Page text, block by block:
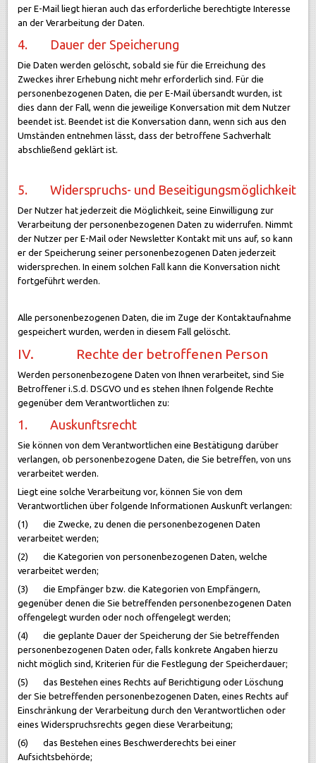
per E-Mail liegt hieran auch das erforderliche berechtigte Interesse
an der Verarbeitung der Daten.
4. Dauer der Speicherung
Die Daten werden gelöscht, sobald sie für die Erreichung des
Zweckes ihrer Erhebung nicht mehr erforderlich sind. Für die
personenbezogenen Daten, die per E-Mail übersandt wurden, ist
dies dann der Fall, wenn die jeweilige Konversation mit dem Nutzer
beendet ist. Beendet ist die Konversation dann, wenn sich aus den
Umständen entnehmen lässt, dass der betroffene Sachverhalt
abschließend geklärt ist.
5. Widerspruchs- und Beseitigungsmöglichkeit
Der Nutzer hat jederzeit die Möglichkeit, seine Einwilligung zur
Verarbeitung der personenbezogenen Daten zu widerrufen. Nimmt
der Nutzer per E-Mail oder Newsletter Kontakt mit uns auf, so kann
er der Speicherung seiner personenbezogenen Daten jederzeit
widersprechen. In einem solchen Fall kann die Konversation nicht
fortgeführt werden.
Alle personenbezogenen Daten, die im Zuge der Kontaktaufnahme
gespeichert wurden, werden in diesem Fall gelöscht.
IV. Rechte der betroffenen Person
Werden personenbezogene Daten von Ihnen verarbeitet, sind Sie
Betroffener i.S.d. DSGVO und es stehen Ihnen folgende Rechte
gegenüber dem Verantwortlichen zu:
1. Auskunftsrecht
Sie können von dem Verantwortlichen eine Bestätigung darüber
verlangen, ob personenbezogene Daten, die Sie betreffen, von uns
verarbeitet werden.
Liegt eine solche Verarbeitung vor, können Sie von dem
Verantwortlichen über folgende Informationen Auskunft verlangen:
(1) die Zwecke, zu denen die personenbezogenen Daten
verarbeitet werden;
(2) die Kategorien von personenbezogenen Daten, welche
verarbeitet werden;
(3) die Empfänger bzw. die Kategorien von Empfängern,
gegenüber denen die Sie betreffenden personenbezogenen Daten
offengelegt wurden oder noch offengelegt werden;
(4) die geplante Dauer der Speicherung der Sie betreffenden
personenbezogenen Daten oder, falls konkrete Angaben hierzu
nicht möglich sind, Kriterien für die Festlegung der Speicherdauer;
(5) das Bestehen eines Rechts auf Berichtigung oder Löschung
der Sie betreffenden personenbezogenen Daten, eines Rechts auf
Einschränkung der Verarbeitung durch den Verantwortlichen oder
eines Widerspruchsrechts gegen diese Verarbeitung;
(6) das Bestehen eines Beschwerderechts bei einer
Aufsichtsbehörde;